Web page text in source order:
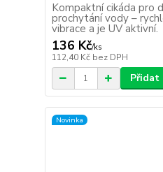
Kompaktní cikáda pro
prochytání vody –
vibrace a je UV aktivní.
136 Kč/ks
112,40 Kč bez DPH
Přidat
Novinka